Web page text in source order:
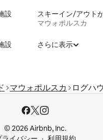
設
マウォポルスカ
設
さらに表示
マウォポルスカ ログハ
© 2026 Airbnb, Inc.